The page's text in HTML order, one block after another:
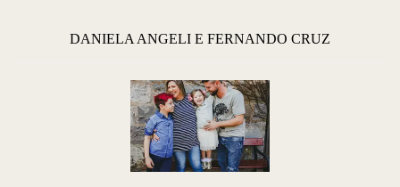
DANIELA ANGELI E FERNANDO CRUZ